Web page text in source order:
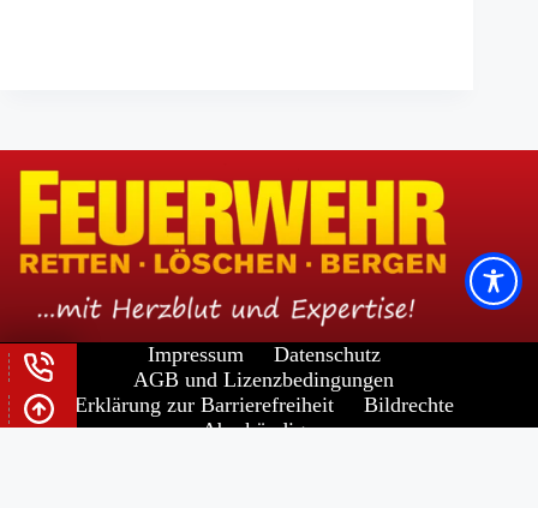
Impressum
Datenschutz
AGB und Lizenzbedingungen
Erklärung zur Barrierefreiheit
Bildrechte
Abo kündigen